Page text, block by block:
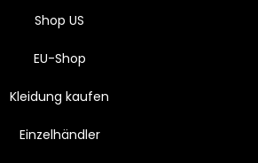
Shop US
EU-Shop
Kleidung kaufen
Einzelhändler